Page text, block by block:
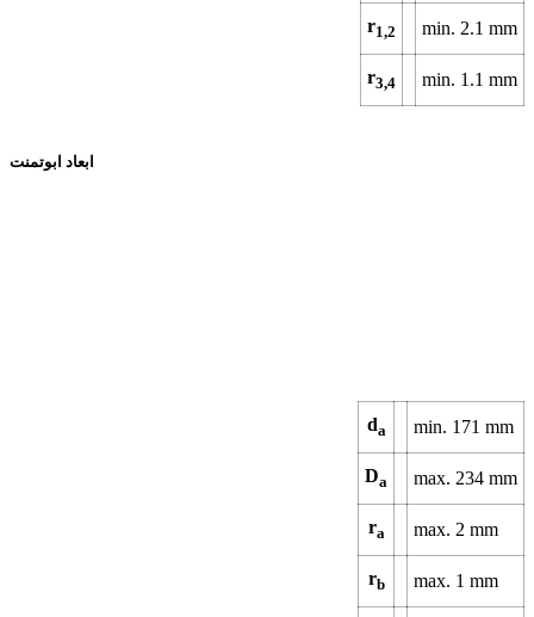
r1,2 min. 2.1 mm
r3,4 min. 1.1 mm
ابعاد ابوتمنت
da min. 171 mm
Da max. 234 mm
ra max. 2 mm
rb max. 1 mm